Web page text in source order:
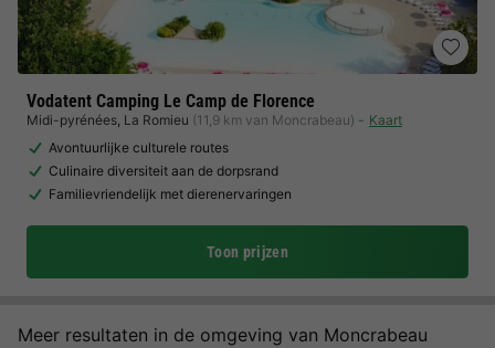
Vodatent Camping Le Camp de Florence
Midi-pyrénées, La Romieu (11,9 km van Moncrabeau)
Kaart
Avontuurlijke culturele routes
Culinaire diversiteit aan de dorpsrand
Familievriendelijk met dierenervaringen
Toon prijzen
Meer resultaten in de omgeving van Moncrabeau